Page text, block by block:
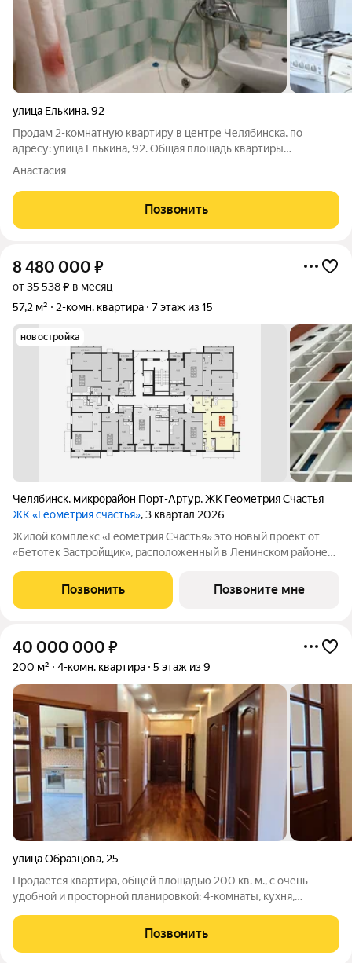
улица Елькина,92
Продам 2-комнатную квартиру в центре Челябинска, по
адресу: улица Елькина, 92. Общая площадь квартиры
составляет 45 кв. м, из которых 36 кв. м жилая площадь, а
этажного дома. В квартире сделан
Анастасия
Позвонить
8 480 000 ₽
от 35 538 ₽ в месяц
57,2 м²
2-комн. квартира 7 этаж из 15
новостройка
Челябинск, микрорайон Порт-Артур,ЖК Геометрия Счастья
ЖК «Геометрия счастья», 3 квартал 2026
Жилой комплекс «Геометрия Счастья» это новый проект от
«Бетотек Застройщик», расположенный в Ленинском районе
этажный дом комфорт-класса из трехслойных панелей завода
«Бетотек». В доме
Позвонить Позвоните мне
40 000 000 ₽
200 м² 4-комн. квартира 5 этаж из 9
улица Образцова, 25
Продается квартира, общей площадью 200 кв. м., с очень
удобной и просторной планировкой: 4-комнаты, кухня,
хранения, два сан. узла, две лоджии, бронированная входная
дверь. Проект квартиры выполнен
Позвонить